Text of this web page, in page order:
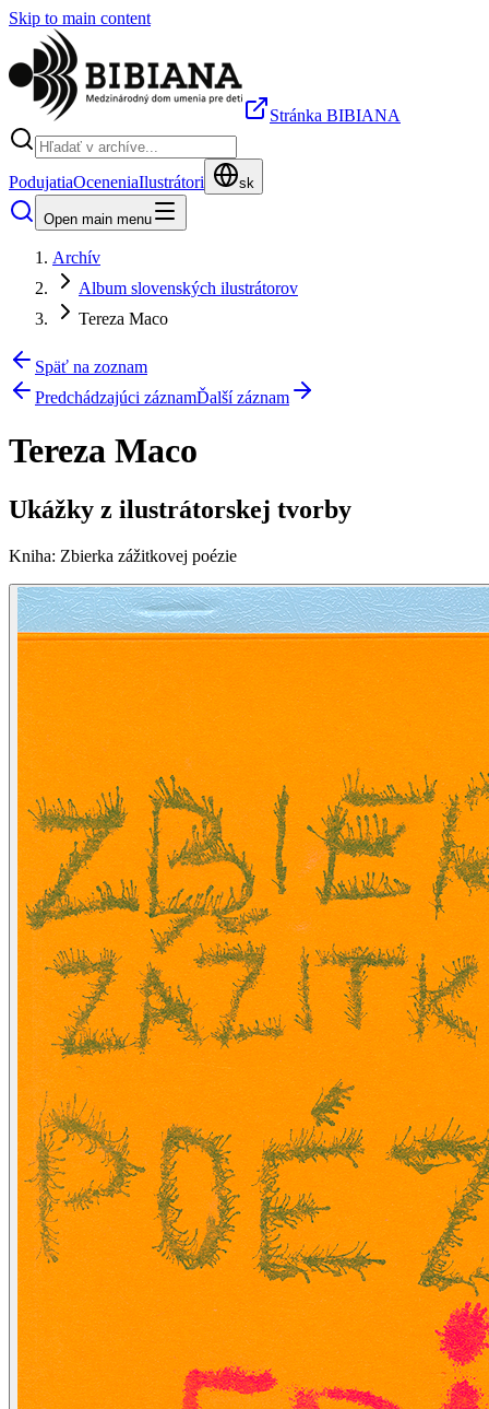
Skip to main content
Stránka BIBIANA
PodujatiaOceneniaIlustrátori sk
Open main menu
Archív
Album slovenských ilustrátorov
Tereza Maco
Späť na zoznam
Predchádzajúci záznamĎalší záznam
Tereza Maco
Ukážky z ilustrátorskej tvorby
Kniha: Zbierka zážitkovej poézie